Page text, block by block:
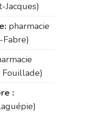
Jacques)
pharmacie
Fouillade)
: